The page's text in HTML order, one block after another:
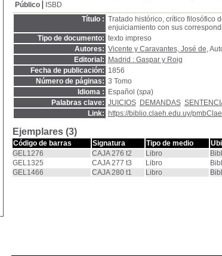
Público
ISBD
Título : Tratado histórico, crítico filosófico
enjuiciamiento con sus
Tipo de documento: texto impreso
Autores: Vicente y Caravantes, José de,
Editorial:
Madrid : Gaspar y Roig
Fecha de publicación: 1856
Número de páginas: 3 Tomo
Idioma :
Español (spa)
Palabras clave: JUICIOS DEMANDAS
Link:
https://biblio.claeh.edu.uy/
Ejemplares (3)
Código de barras Signatura Tipo de medio
GEL1276
CAJA 276 t2 Libro
GEL1325
CAJA 277 t3 Libro
GEL1466
CAJA 280 t1 Libro